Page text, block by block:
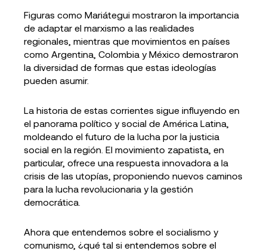
Figuras como Mariátegui mostraron la importancia
de adaptar el marxismo a las realidades
regionales, mientras que movimientos en países
como Argentina, Colombia y México demostraron
la diversidad de formas que estas ideologías
pueden asumir.
La historia de estas corrientes sigue influyendo en
el panorama político y social de América Latina,
moldeando el futuro de la lucha por la justicia
social en la región. El movimiento zapatista, en
particular, ofrece una respuesta innovadora a la
crisis de las utopías, proponiendo nuevos caminos
para la lucha revolucionaria y la gestión
democrática.
Ahora que entendemos sobre el socialismo y
comunismo, ¿qué tal si entendemos sobre el